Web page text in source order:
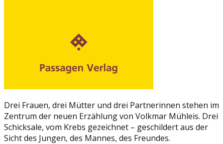
Drei Frauen, drei Mütter und drei Partnerinnen stehen im
Zentrum der neuen Erzählung von Volkmar Mühleis. Drei
Schicksale, vom Krebs gezeichnet – geschildert aus der
Sicht des Jungen, des Mannes, des Freundes.